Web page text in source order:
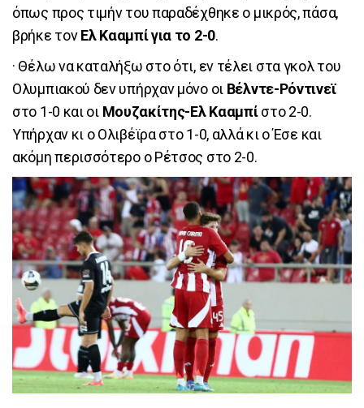
όπως προς τιμήν του παραδέχθηκε ο μικρός, πάσα,
βρήκε τονΕλ Κααμπί για το 2-0.
· Θέλω να καταλήξω στο ότι, εν τέλει στα γκολ του
Ολυμπιακού δεν υπήρχαν μόνο οι Βέλντε-Ρόντινεϊ
στο 1-0 και οι Μουζακίτης-Ελ Κααμπίστο 2-0.
Υπήρχαν κι ο Ολιβέϊρα στο 1-0, αλλά κι ο Έσε και
ακόμη περισσότερο ο Ρέτσος στο 2-0.